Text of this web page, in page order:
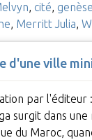
, cité,
, Merritt Julia,
d'une ville
par l'éditeur
surgit dans une
du Maroc,